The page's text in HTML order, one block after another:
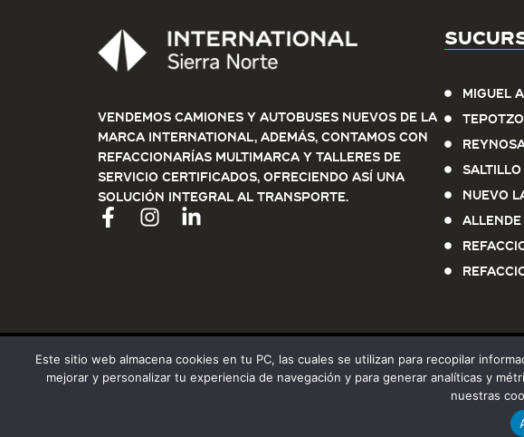
Vendemos Camiones y Autobuses nuevos de la
marca International, además, contamos con
refaccionarías multimarca y talleres de
servicio certificados, ofreciendo así una
solución integral al transporte.
Miguel
Saltillo
Nuevo
Allende
© 2025 Sierra norte,
Este sitio web almacena cookies en tu PC, las cuales se utilizan para recopilar
mejorar y personalizar tu experiencia de navegación y para generar analíticas y
nuestras